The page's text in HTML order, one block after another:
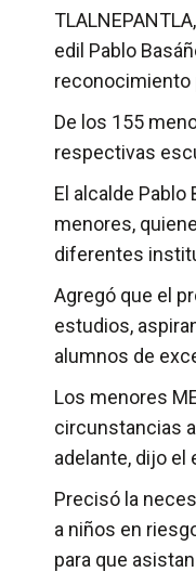
edil Pablo
reconocimiento
De los 155
respectivas
El alcalde
menores,
diferentes
Agregó que el
estudios,
alumnos de
Los menores
circunstancias
adelante, dijo el
Precisó la
a niños en
para que